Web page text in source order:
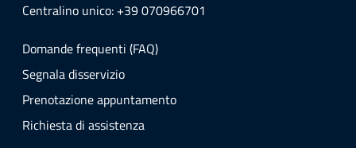
Centralino unico: +39 070966701
Domande frequenti (FAQ)
Segnala disservizio
Prenotazione appuntamento
Richiesta di assistenza